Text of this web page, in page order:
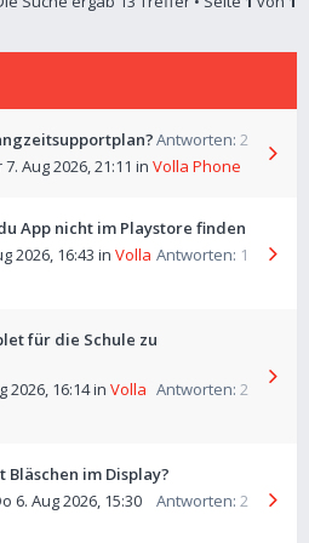
Antworten: 2
7. Aug 2026, 21:11 in Volla Phone
App nicht im Playstore finden
Antworten: 1
2026, 16:43 in Volla
für die Schule zu
Antworten: 2
2026, 16:14in Volla
im Display?
Antworten: 2
6. Aug 2026, 15:30